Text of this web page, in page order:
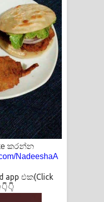
කරන්න
NadeeshaA
app එක(Click